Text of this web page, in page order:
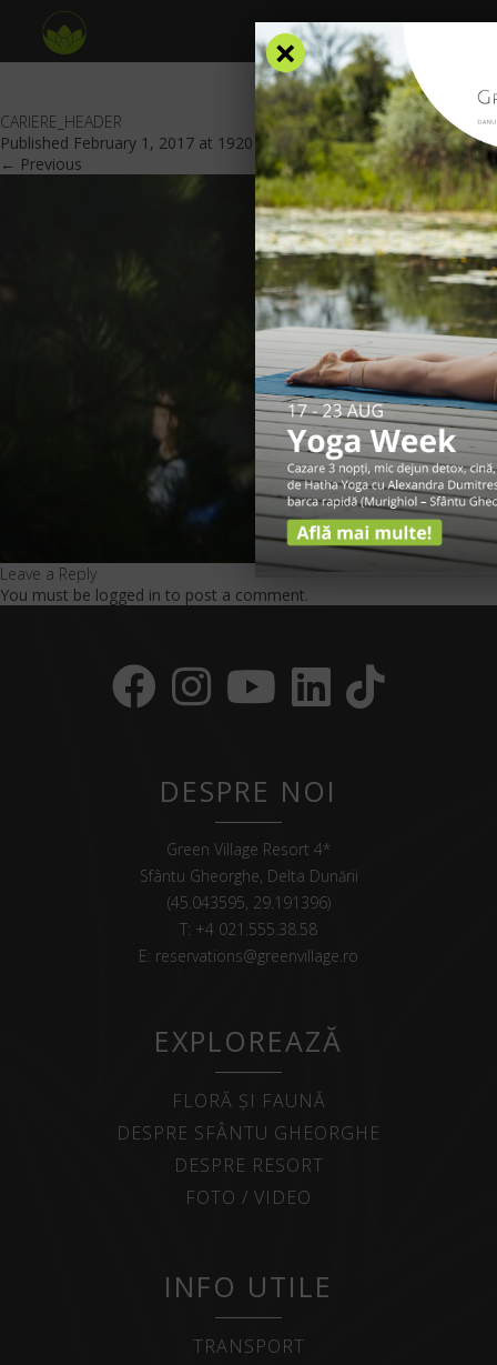
CARIERE_HEADER
Published February 1, 2017 at 1920 × 700inCariere.
← Previous
Leave a Reply
You must be logged in to post a comment.
DESPRE NOI
Green Village Resort 4*
Sfântu Gheorghe, Delta Dunării
(45.043595, 29.191396)
T: +4 021.555.38.58
E: reservations@greenvillage.ro
EXPLOREAZĂ
FLORĂ ȘI FAUNĂ
DESPRE SFÂNTU GHEORGHE
DESPRE RESORT
FOTO / VIDEO
INFO UTILE
TRANSPORT
×